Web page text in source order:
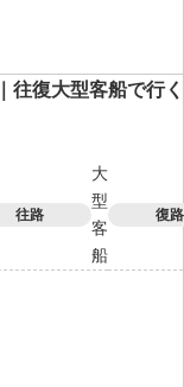
往復大型客船で行
往路
大
型
客
船
復路